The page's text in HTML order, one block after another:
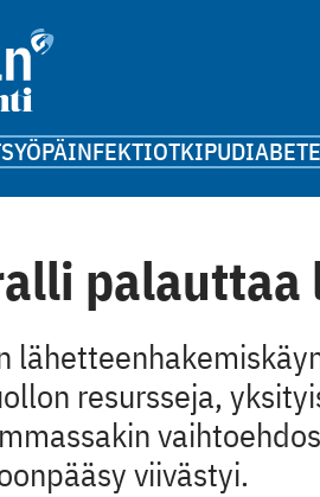
SYÖPÄINFEKTIOTKIPU
resursseja,
viivästyi.